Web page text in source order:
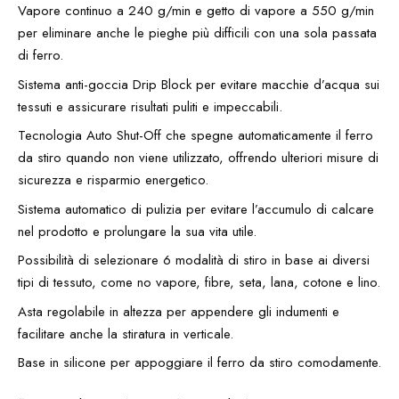
Vapore continuo a 240 g/min e getto di vapore a 550 g/min
per eliminare anche le pieghe più difficili con una sola passata
di ferro.
Sistema anti-goccia Drip Block per evitare macchie d’acqua sui
tessuti e assicurare risultati puliti e impeccabili.
Tecnologia Auto Shut-Off che spegne automaticamente il ferro
da stiro quando non viene utilizzato, offrendo ulteriori misure di
sicurezza e risparmio energetico.
Sistema automatico di pulizia per evitare l’accumulo di calcare
nel prodotto e prolungare la sua vita utile.
Possibilità di selezionare 6 modalità di stiro in base ai diversi
tipi di tessuto, come no vapore, fibre, seta, lana, cotone e lino.
Asta regolabile in altezza per appendere gli indumenti e
facilitare anche la stiratura in verticale.
Base in silicone per appoggiare il ferro da stiro comodamente.